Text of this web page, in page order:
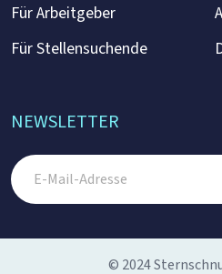
Für Arbeitgeber
Für Stellensuchende
NEWSLETTER
© 2024